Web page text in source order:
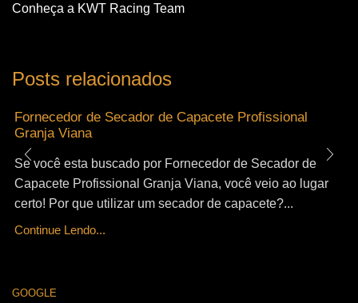
Conheça a KWT Racing Team
Posts relacionados
Fornecedor de Secador de Capacete Profissional
Granja Viana
Se você esta buscado por Fornecedor de Secador de
Capacete Profissional Granja Viana, você veio ao lugar
certo! Por que utilizar um secador de capacete?...
Continue Lendo...
GOOGLE